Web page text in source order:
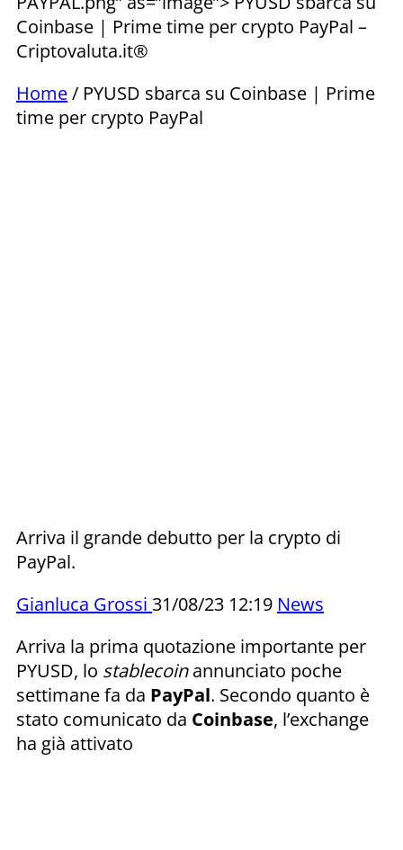
Coinbase | Prime time per crypto PayPal –
Criptovaluta.it®
Home/ PYUSD sbarca su Coinbase | Prime
time per crypto PayPal
Arriva il grande debutto per la crypto di
PayPal.
Gianluca Grossi 31/08/23 12:19 News
Arriva la prima quotazione importante per
PYUSD, lo stablecoinannunciato poche
settimane fa da PayPal. Secondo quanto è
stato comunicato da Coinbase, l’exchange
ha già attivato